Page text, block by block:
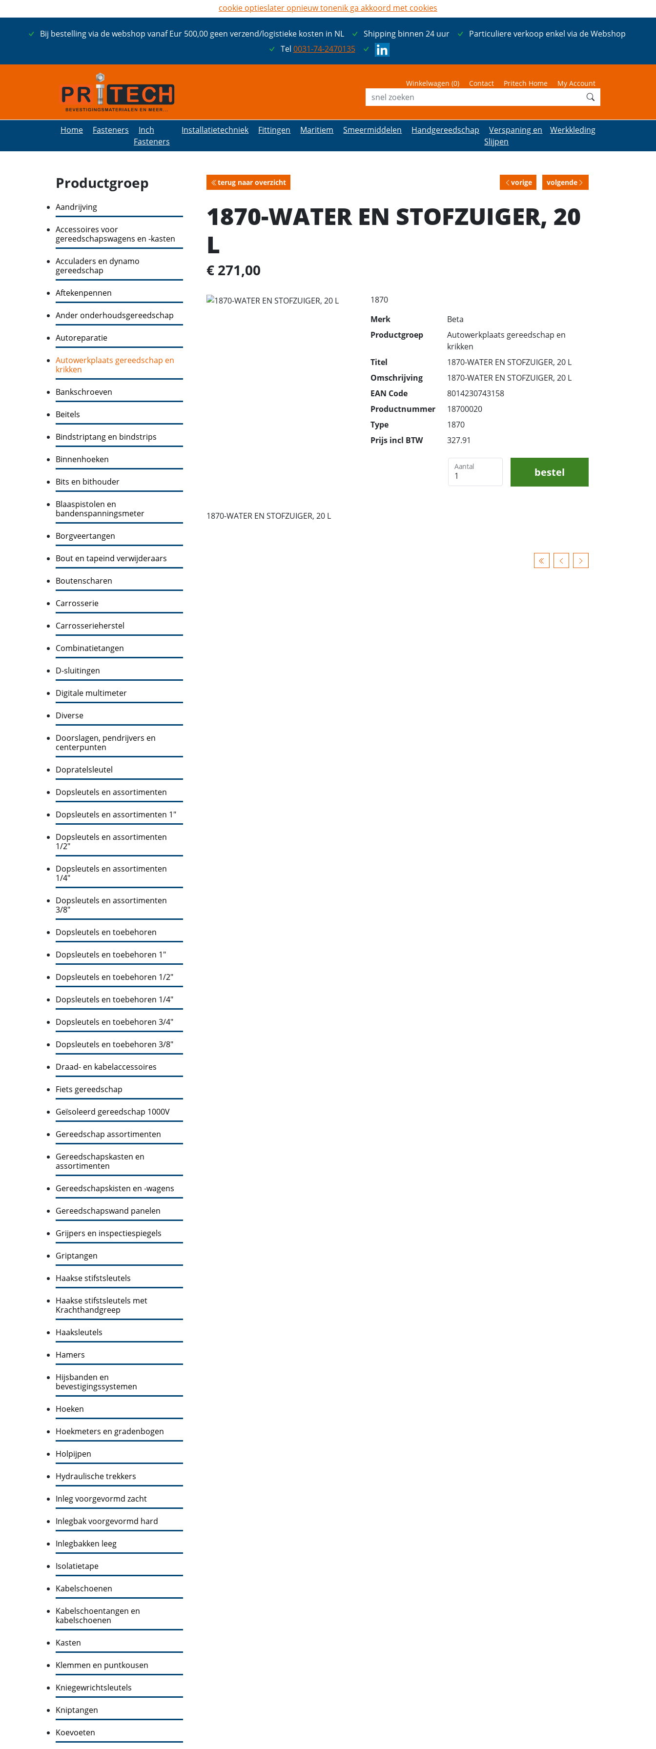
Bij bestelling via de webshop vanaf Eur 500,00 geen verzend/logistieke kosten in NL Shipping binnen 24 uur
Particuliere verkoop enkel via de Webshop
Tel 0031-74-2470135
Winkelwagen (0) Contact Pritech Home My Account
Home Fasteners
Inch
Fasteners
Installatietechniek Fittingen Maritiem Smeermiddelen Handgereedschap
Verspaning en
Slijpen
Werkkleding
Productgroep
Aandrijving
Accessoires voor
gereedschapswagens en -kasten
Acculaders en dynamo
gereedschap
Aftekenpennen
Ander onderhoudsgereedschap
Autoreparatie
Autowerkplaats gereedschap en
krikken
Bankschroeven
Beitels
Bindstriptang en bindstrips
Binnenhoeken
Bits en bithouder
Blaaspistolen en
bandenspanningsmeter
Borgveertangen
Bout en tapeind verwijderaars
Boutenscharen
Carrosserie
Carrosserieherstel
Combinatietangen
D-sluitingen
Digitale multimeter
Diverse
Doorslagen, pendrijvers en
centerpunten
Dopratelsleutel
Dopsleutels en assortimenten
Dopsleutels en assortimenten 1"
Dopsleutels en assortimenten
1/2"
Dopsleutels en assortimenten
1/4"
Dopsleutels en assortimenten
3/8"
Dopsleutels en toebehoren
Dopsleutels en toebehoren 1"
Dopsleutels en toebehoren 1/2"
Dopsleutels en toebehoren 1/4"
Dopsleutels en toebehoren 3/4"
Dopsleutels en toebehoren 3/8"
Draad- en kabelaccessoires
Fiets gereedschap
Geïsoleerd gereedschap 1000V
Gereedschap assortimenten
Gereedschapskasten en
assortimenten
Gereedschapskisten en -wagens
Gereedschapswand panelen
Grijpers en inspectiespiegels
Griptangen
Haakse stifstsleutels
Haakse stifstsleutels met
Krachthandgreep
Haaksleutels
Hamers
Hijsbanden en
bevestigingssystemen
Hoeken
Hoekmeters en gradenbogen
Holpijpen
Hydraulische trekkers
Inleg voorgevormd zacht
Inlegbak voorgevormd hard
Inlegbakken leeg
Isolatietape
Kabelschoenen
Kabelschoentangen en
kabelschoenen
Kasten
Klemmen en puntkousen
Kniegewrichtsleutels
Kniptangen
Koevoeten
terug naar overzicht vorige volgende
1870-WATER EN STOFZUIGER, 20
L
€ 271,00
1870
Merk
Beta
Productgroep
Autowerkplaats gereedschap en
krikken
Titel
1870-WATER EN STOFZUIGER, 20 L
Omschrijving
1870-WATER EN STOFZUIGER, 20 L
EAN Code
8014230743158
Productnummer
18700020
Type
1870
Prijs incl BTW
327.91
Aantal bestel
1870-WATER EN STOFZUIGER, 20 L
cookie optieslater opnieuw tonenik ga akkoord met cookies